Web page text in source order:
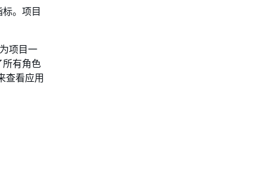
。项目
项目一
所有角色
查看应用